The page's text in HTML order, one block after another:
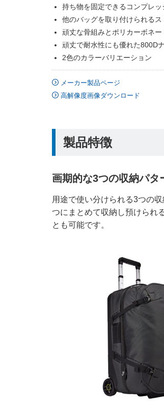
持ち物を固定できるコンプレ
他のバッグを取り付けられる
頑丈な骨組みとポリカーボネ
頑丈で耐水性にも優れた800D
2色のカラーバリエーション
メーカー製品ページ
高解像度画像ダウンロード
製品特徴
画期的な3つの収納パタ
用途で使い分けられる3つの
つにまとめて収納し預けられ
とも可能です。